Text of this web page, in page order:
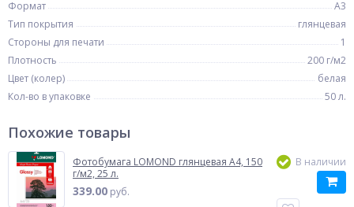
Формат
A3
Тип покрытия
глянцевая
Стороны для печати
1
Плотность
200 г/м2
Цвет (колер)
белая
Кол-во в упаковке
50 л.
Похожие товары
Фотобумага LOMOND глянцевая A4, 150
г/м2, 25 л.
339.00 руб.
В наличии